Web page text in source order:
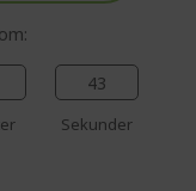
42
Sekunder